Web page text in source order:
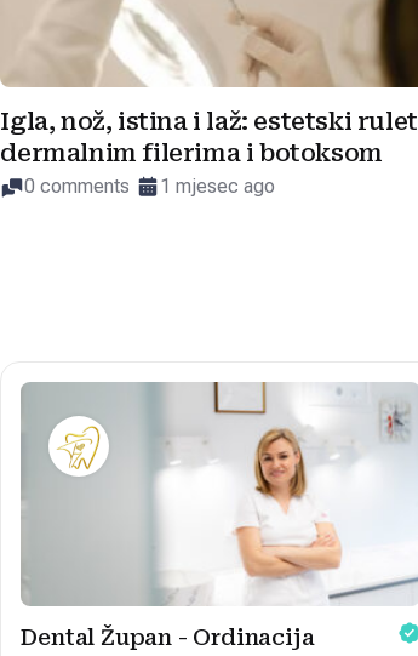
Igla, nož, istina i laž: estetski rulet
dermalnim filerima i botoksom
0 comments 1 mjesec ago
Dental Župan - Ordinacija